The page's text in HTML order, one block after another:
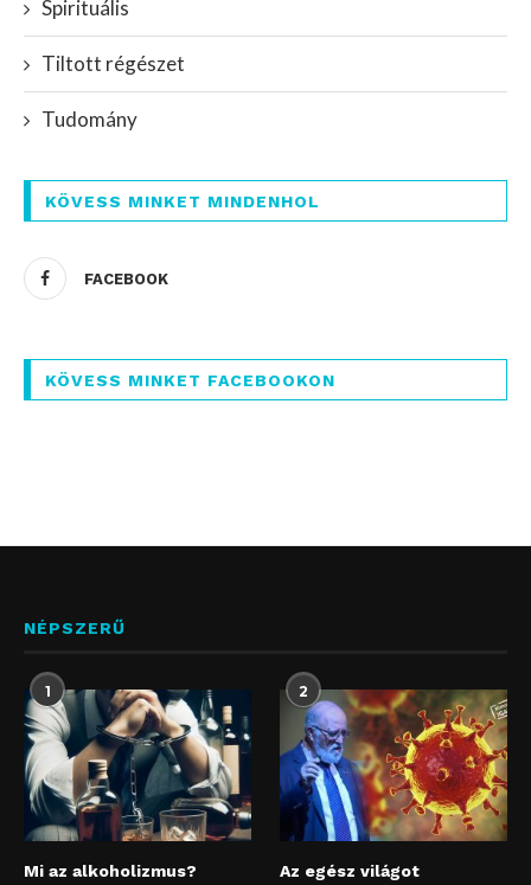
Spirituális
Tiltott régészet
Tudomány
KÖVESS MINKET MINDENHOL
FACEBOOK
KÖVESS MINKET FACEBOOKON
NÉPSZERŰ
1
Mi az alkoholizmus?
2
Az egész világot